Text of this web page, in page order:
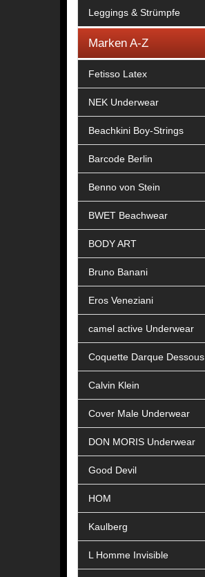
Leggings & Strümpfe
Marken A-Z
Fetisso Latex
NEK Underwear
Beachkini Boy-Strings
Barcode Berlin
Benno von Stein
BWET Beachwear
BODY ART
Bruno Banani
Eros Veneziani
camel active Underwear
Coquette Darque Dessous
Calvin Klein
Cover Male Underwear
DON MORIS Underwear
Good Devil
HOM
Kaulberg
L Homme Invisible